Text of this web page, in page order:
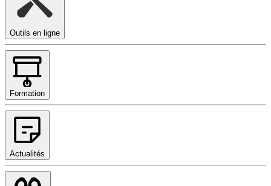
Outils en ligne
Formation
Actualités